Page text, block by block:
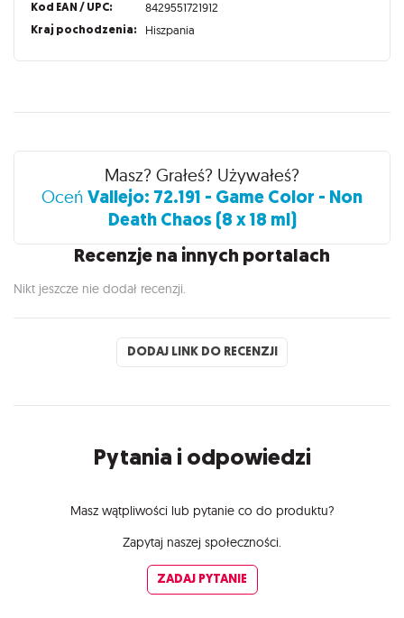
Kod EAN / UPC: 8429551721912
Kraj pochodzenia: Hiszpania
Recenzje
Masz? Grałeś? Używałeś?
Oceń Vallejo: 72.191 - Game Color - Non
Death Chaos (8 x 18 ml)
Recenzje na innych portalach
Nikt jeszcze nie dodał recenzji.
DODAJ LINK DO RECENZJI
Pytania i odpowiedzi
Masz wątpliwości lub pytanie co do produktu?
Zapytaj naszej społeczności.
ZADAJ PYTANIE